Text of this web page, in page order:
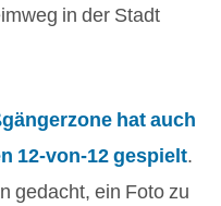
in der Stadt
hatauch
12-von-12 gespielt.
gedacht, ein Foto zu